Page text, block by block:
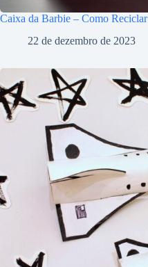
Caixa da Barbie – Como Reciclar
22 de dezembro de 2023